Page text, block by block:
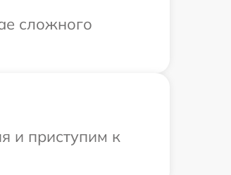
сложного
и приступим к